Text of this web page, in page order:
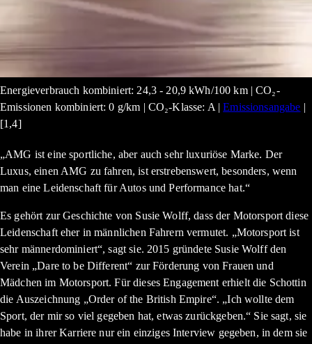
Energieverbrauch kombiniert: 24,3 - 20,9 kWh/100 km | CO₂-
Emissionen kombiniert: 0 g/km | CO₂-Klasse: A |Emissionsangabe |
[1,4]
„AMG ist eine sportliche, aber auch sehr luxuriöse Marke. Der
Luxus, einen AMG zu fahren, ist erstrebenswert, besonders, wenn
man eine Leidenschaft für Autos und Performance hat.“
Es gehört zur Geschichte von Susie Wolff, dass der Motorsport diese
Leidenschaft eher in männlichen Fahrern vermutet. „Motorsport ist
sehr männerdominiert“, sagt sie. 2015 gründete Susie Wolff den
Verein „Dare to be Different“ zur Förderung von Frauen und
Mädchen im Motorsport. Für dieses Engagement erhielt die Schottin
die Auszeichnung „Order of the British Empire“. „Ich wollte dem
Sport, der mir so viel gegeben hat, etwas zurückgeben.“ Sie sagt, sie
habe in ihrer Karriere nur ein einziges Interview gegeben, in dem sie